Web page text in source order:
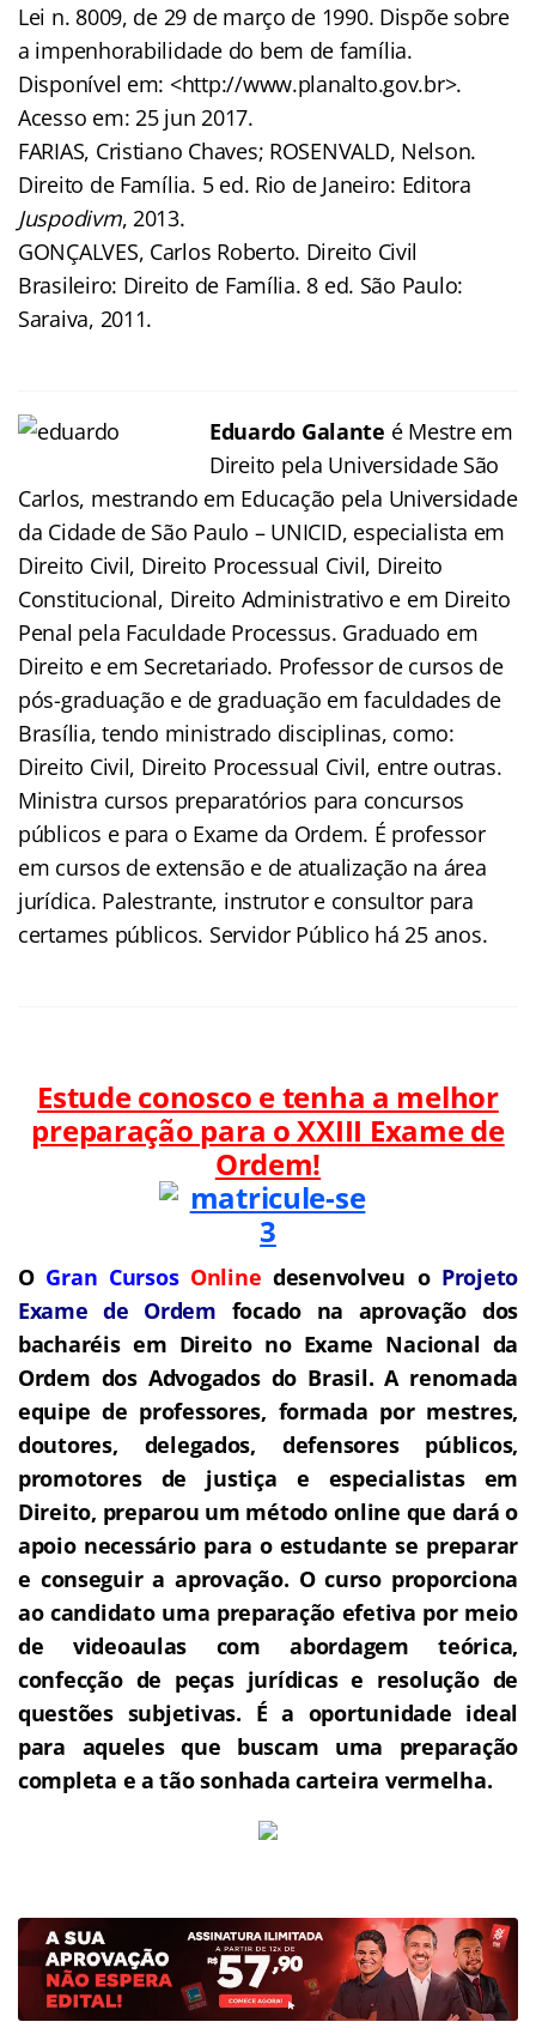
Lei n. 8009, de 29 de março de 1990. Dispõe sobre
a impenhorabilidade do bem de família.
Disponível em: <http://www.planalto.gov.br>.
Acesso em: 25 jun 2017.
FARIAS, Cristiano Chaves; ROSENVALD, Nelson.
Direito de Família. 5 ed. Rio de Janeiro: Editora
Juspodivm, 2013.
GONÇALVES, Carlos Roberto. Direito Civil
Brasileiro: Direito de Família. 8 ed. São Paulo:
Saraiva, 2011.
Eduardo Galante é Mestre em
Direito pela Universidade São
Carlos, mestrando em Educação pela Universidade
da Cidade de São Paulo – UNICID, especialista em
Direito Civil, Direito Processual Civil, Direito
Constitucional, Direito Administrativo e em Direito
Penal pela Faculdade Processus. Graduado em
Direito e em Secretariado. Professor de cursos de
pós-graduação e de graduação em faculdades de
Brasília, tendo ministrado disciplinas, como:
Direito Civil, Direito Processual Civil, entre outras.
Ministra cursos preparatórios para concursos
públicos e para o Exame da Ordem. É professor
em cursos de extensão e de atualização na área
jurídica. Palestrante, instrutor e consultor para
certames públicos. Servidor Público há 25 anos.
Estude conosco e tenha a melhor
preparação para oXXIII Exame de
Ordem!
O Gran Cursos Online desenvolveu o Projeto
Exame de Ordem focado na aprovação dos
bacharéis em Direito no Exame Nacional da
Ordem dos Advogados do Brasil. A renomada
equipe de professores, formada por mestres,
doutores, delegados, defensores públicos,
promotores de justiça e especialistas em
Direito, preparou um método online que dará o
apoio necessário para o estudante se preparar
e conseguir a aprovação. O curso proporciona
ao candidato uma preparação efetiva por meio
de videoaulas com abordagem teórica,
confecção de peças jurídicas e resolução de
questões subjetivas. É a oportunidade ideal
para aqueles que buscam uma preparação
completa e a tão sonhada carteira vermelha.